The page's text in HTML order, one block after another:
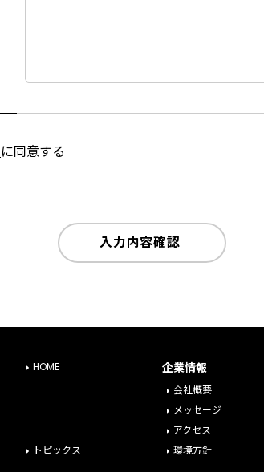
に同意する
入力内容確認
HOME
トピックス
企業情報
会社概要
メッセージ
アクセス
環境方針